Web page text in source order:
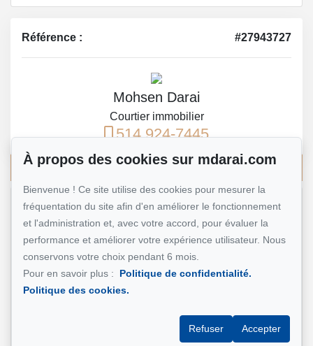
Référence : #27943727
Mohsen Darai
Courtier immobilier
514 924-7445
Écrivez-moi un courriel
Nom et prénom
À propos des cookies sur mdarai.com
Bienvenue ! Ce site utilise des cookies pour mesurer la
fréquentation du site afin d'en améliorer le fonctionnement
et l'administration et, avec votre accord, pour évaluer la
performance et améliorer votre expérience utilisateur. Nous
conservons votre choix pendant 6 mois.
Pour en savoir plus :
Politique de confidentialité.
Politique des cookies.
Refuser Accepter